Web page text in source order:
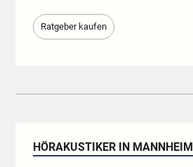
Ratgeber kaufen
HÖRAKUSTIKER IN MANNHEIM